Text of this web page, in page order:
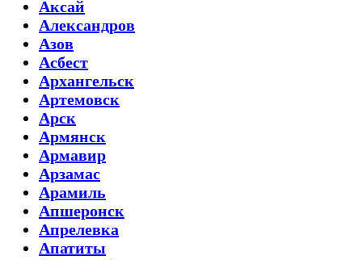
Аксай
Александров
Азов
Асбест
Архангельск
Артемовск
Арск
Армянск
Армавир
Арзамас
Арамиль
Апшеронск
Апрелевка
Апатиты